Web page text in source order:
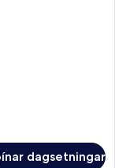
dagsetningar